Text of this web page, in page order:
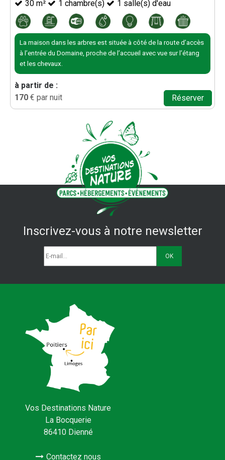
à partir de :
170 € par nuit
30 m² 1 chambre(s) 1 salle(s) d'eau
La maison dans les arbres est située à côté de la route d’accès
à l’entrée du Domaine, proche de l’accueil avec vue sur l’étang
et les chevaux.
Réserver
Inscrivez-vous à notre newsletter
Vos Destinations Nature
La Bocquerie
86410 Dienné
Contactez nous